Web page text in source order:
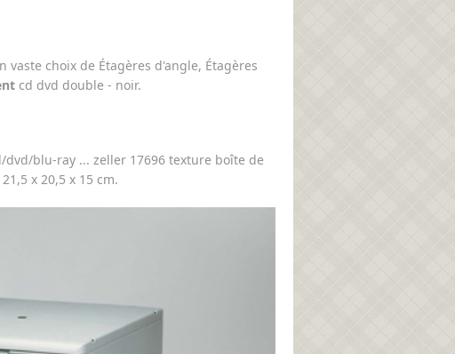
choix de Étagères d'angle, Étagères
cd dvd double - noir.
blu-ray ... zeller 17696 texture boîte de
x 20,5 x 15 cm.